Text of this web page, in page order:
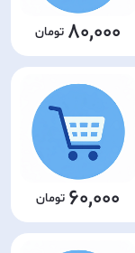
80,000
60,000